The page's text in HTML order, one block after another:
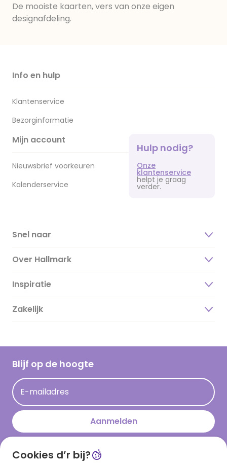
De mooiste kaarten, vers van onze eigen
designafdeling.
Info en hulp
Klantenservice
Bezorginformatie
Mijn account
Nieuwsbrief voorkeuren
Kalenderservice
Hulp nodig?
Onze
klantenservice
helpt je graag
verder.
Snel naar
Over Hallmark
Over ons
Duurzaamheid
Hallmark Kaartclub
Acties
Persberichten
Hallmark en Kinderpostzegels
Inspiratie
Magazine
Cadeau inspiratie
Kaartinspiratie
Zakelijk
Blijf op de hoogte
E-mailadres
Aanmelden
Download onze app
Cookies d’r bij?